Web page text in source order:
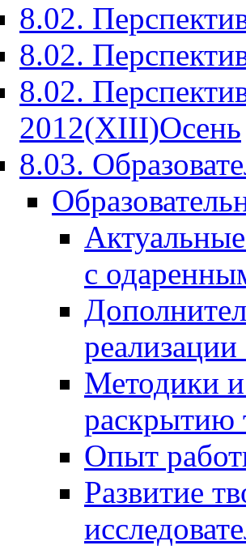
8.02.
8.02.
8.02.
2012(XIII)Осень
8.03.
с
Методики
раскрытию
Опыт
Развитие